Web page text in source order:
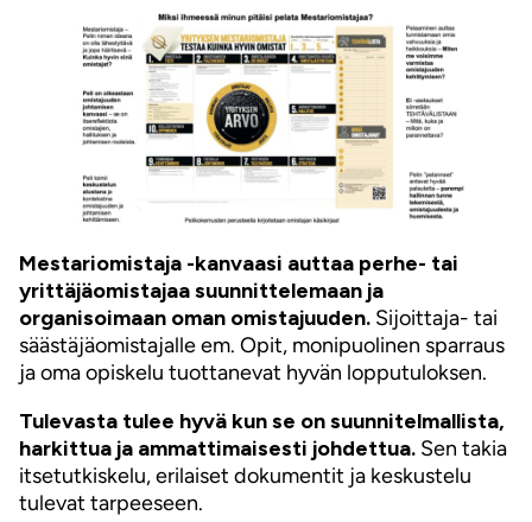
Mestariomistaja -kanvaasi auttaa perhe- tai
yrittäjäomistajaa suunnittelemaan ja
organisoimaan oman omistajuuden. Sijoittaja- tai
säästäjäomistajalle em. Opit, monipuolinen sparraus
ja oma opiskelu tuottanevat hyvän lopputuloksen.
Tulevasta tulee hyvä kun se on suunnitelmallista,
harkittua ja ammattimaisesti johdettua. Sen takia
itsetutkiskelu, erilaiset dokumentit ja keskustelu
tulevat tarpeeseen.